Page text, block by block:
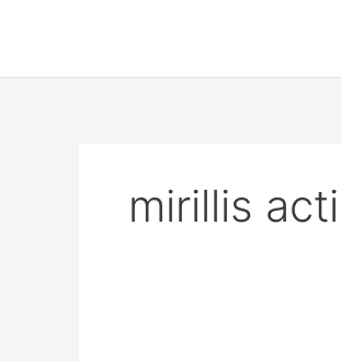
mirillis